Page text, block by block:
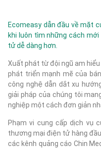
Ecomeasy dẫn đầu về mặt
khi luôn tìm những cách
tử dễ dàng hơn.
Xuất phát từ đội ngũ am
phát triển mạnh mẽ của
công nghệ dẫn dắt xu
giải pháp của chúng tôi
nghiệp một cách đơn giản
Phạm vi cung cấp dịch vụ
thương mại điện tử hàng
các kênh quảng cáo Chin